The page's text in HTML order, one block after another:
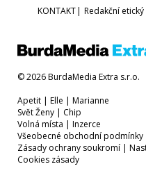
KONTAKT| Redakční
© 2026 BurdaMedia Extra s.r.o.
Apetit | Elle | Marianne
Svět Ženy | Chip
Volná místa | Inzerce
Všeobecné obchodní podmínky
Zásady ochrany soukromí |
Cookies zásady